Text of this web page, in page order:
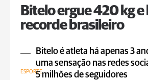
Bitelo ergue 420 kg e
recorde brasileiro
Bitelo é atleta há apenas 3
uma sensação nas redes
5 milhões de seguidores
ESPORTE